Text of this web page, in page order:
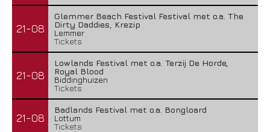
21-08
Glemmer Beach Festival Festival met o.a. The
Dirty Daddies, Krezip
Lemmer
Tickets
21-08
Lowlands Festival met o.a. Terzij De Horde,
Royal Blood
Biddinghuizen
Tickets
21-08
Badlands Festival met o.a. Bongloard
Lottum
Tickets